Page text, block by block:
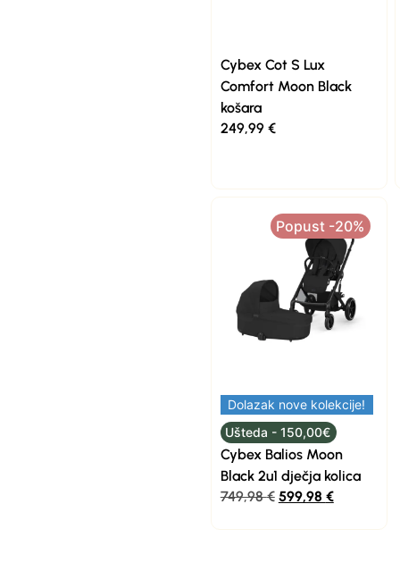
Cybex Cot S Lux
Comfort Moon Black
košara
249,99 €
Popust -20%
Dolazak nove kolekcije!
Ušteda - 150,00€
Cybex Balios Moon
Black 2u1 dječja kolica
749,98€ 599,98 €